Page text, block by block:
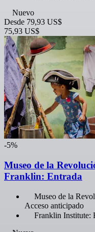
Nuevo
Desde 79,93 US$
75,93 US$
-5%
Museo de la
Franklin: Entrada
Museo de la
Acceso anticipado
Franklin Institute: